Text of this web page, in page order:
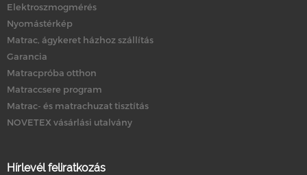
Elektroszmogmérés
Nyomástérkép
Matrac, ágykeret házhoz szállítás
Garancia
Matracpróba otthon
Matraccsere program
Matrac- és matrachuzat tisztítás
NOVETEX vásárlási utalvány
Hírlevél feliratkozás